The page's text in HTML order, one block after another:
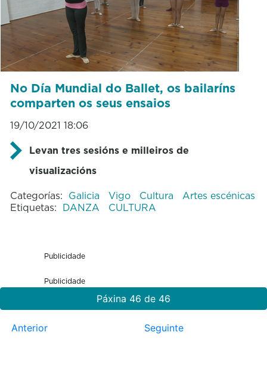
No Día Mundial do Ballet, os bailaríns
comparten os seus ensaios
19/10/2021 18:06
Levan tres sesións e milleiros de
visualizacións
Categorías: Galicia Vigo Cultura
Artes escénicas
Etiquetas: DANZA CULTURA
Publicidade
Publicidade
Páxina 46 de 46
Anterior Seguinte